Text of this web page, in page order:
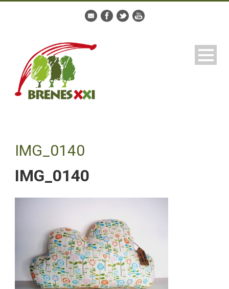
IMG_0140
IMG_0140